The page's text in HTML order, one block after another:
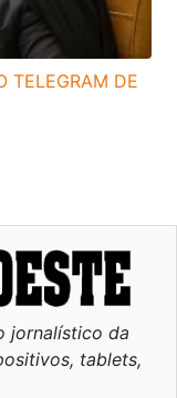
TELEGRAM DE
jornalístico da
tablets,